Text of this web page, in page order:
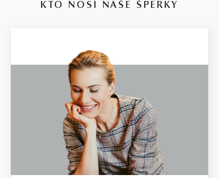
KTO NOSÍ NAŠE ŠPERKY